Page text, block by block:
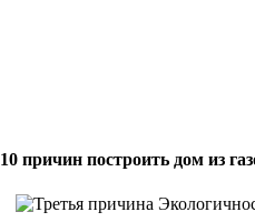
10 причин построить дом из